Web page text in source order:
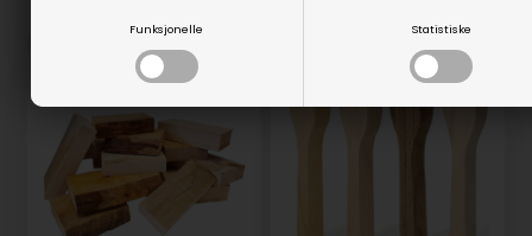
Funksjonelle Statistiske